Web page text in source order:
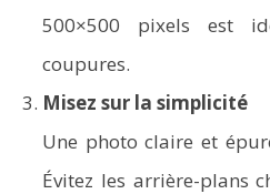
500×500 pixels est
coupures.
Misez sur la simplicité
Une photo claire et
Évitez les arrière-plans